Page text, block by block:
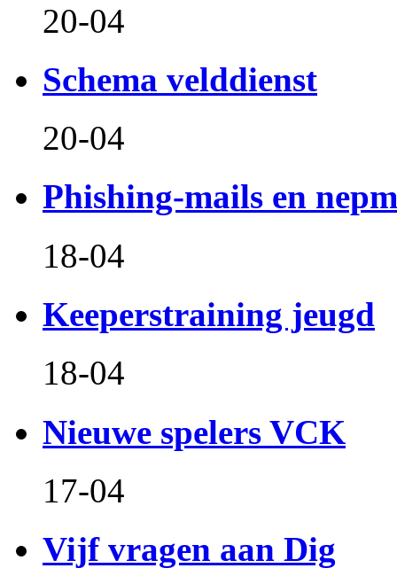
20-04
Schema velddienst
20-04
Phishing-mails en
18-04
Keeperstraining jeugd
18-04
Nieuwe spelers VCK
17-04
Vijf vragen aan Dig